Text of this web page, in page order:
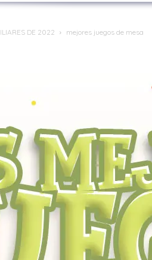
DE 2022 mejores juegos de mesa